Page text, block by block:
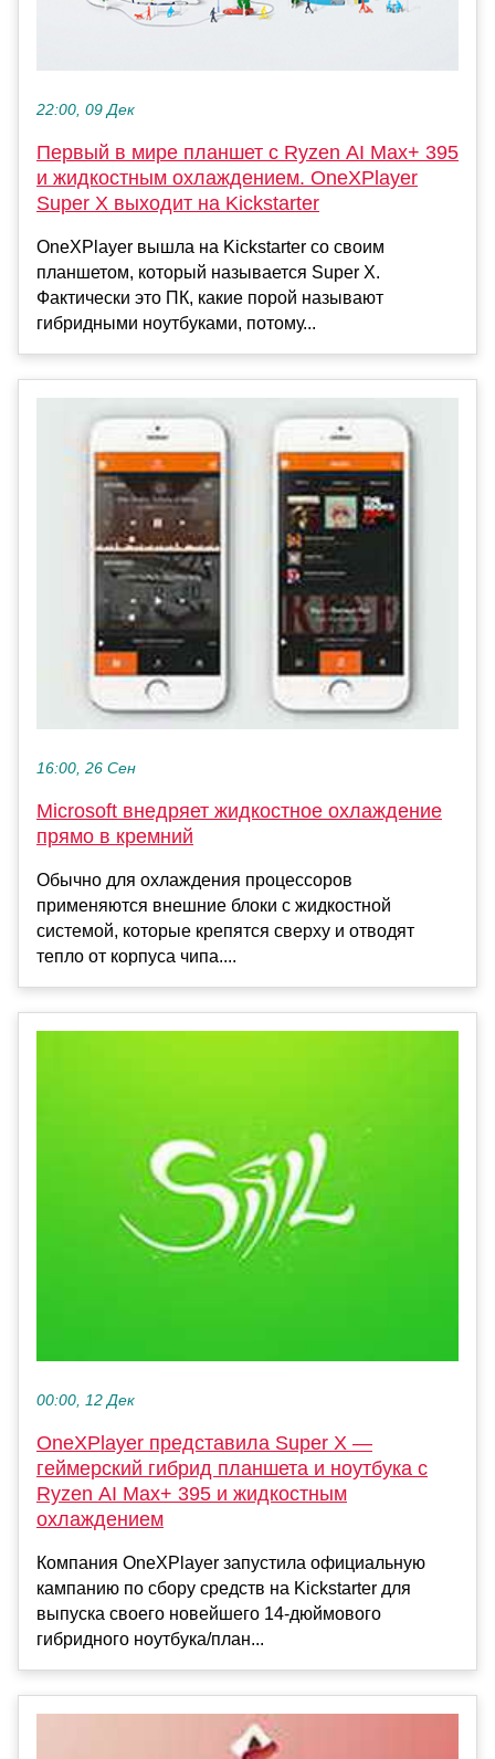
22:00, 09 Дек
Первый в мире планшет с Ryzen AI Max+ 395
и жидкостным охлаждением. OneXPlayer
Super X выходит на Kickstarter
OneXPlayer вышла на Kickstarter со своим
планшетом, который называется Super X.
Фактически это ПК, какие порой называют
гибридными ноутбуками, потому...
16:00, 26 Сен
Microsoft внедряет жидкостное охлаждение
прямо в кремний
Обычно для охлаждения процессоров
применяются внешние блоки с жидкостной
системой, которые крепятся сверху и отводят
тепло от корпуса чипа....
00:00, 12 Дек
OneXPlayer представила Super X —
геймерский гибрид планшета и ноутбука с
Ryzen AI Max+ 395 и жидкостным
охлаждением
Компания OneXPlayer запустила официальную
кампанию по сбору средств на Kickstarter для
выпуска своего новейшего 14-дюймового
гибридного ноутбука/план...